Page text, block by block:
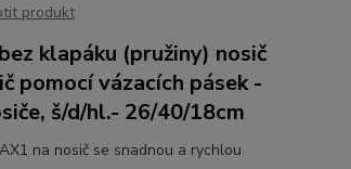
produkt
klapáku (pružiny) nosič
pomocí vázacích pásek -
š/d/hl.- 26/40/18cm
na nosič se snadnou a rychlou